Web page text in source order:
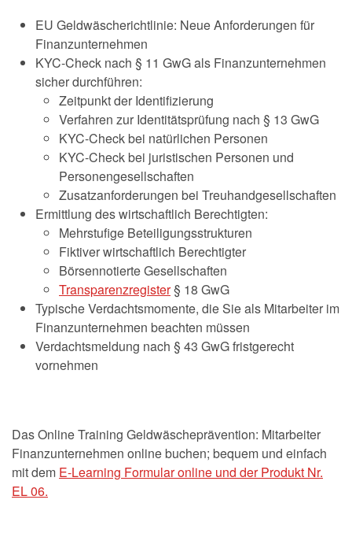
EU Geldwäscherichtlinie: Neue Anforderungen für
Finanzunternehmen
KYC-Check nach § 11 GwG als Finanzunternehmen
sicher durchführen:
Zeitpunkt der Identifizierung
Verfahren zur Identitätsprüfung nach § 13 GwG
KYC-Check bei natürlichen Personen
KYC-Check bei juristischen Personen und
Personengesellschaften
Zusatzanforderungen bei Treuhandgesellschaften
Ermittlung des wirtschaftlich Berechtigten:
Mehrstufige Beteiligungsstrukturen
Fiktiver wirtschaftlich Berechtigter
Börsennotierte Gesellschaften
Transparenzregister§ 18 GwG
Typische Verdachtsmomente, die Sie als Mitarbeiter im
Finanzunternehmen beachten müssen
Verdachtsmeldung nach § 43 GwG fristgerecht
vornehmen
Das Online Training Geldwäscheprävention: Mitarbeiter
Finanzunternehmen online buchen; bequem und einfach
mit dem E-Learning Formular online und der Produkt Nr.
EL 06.